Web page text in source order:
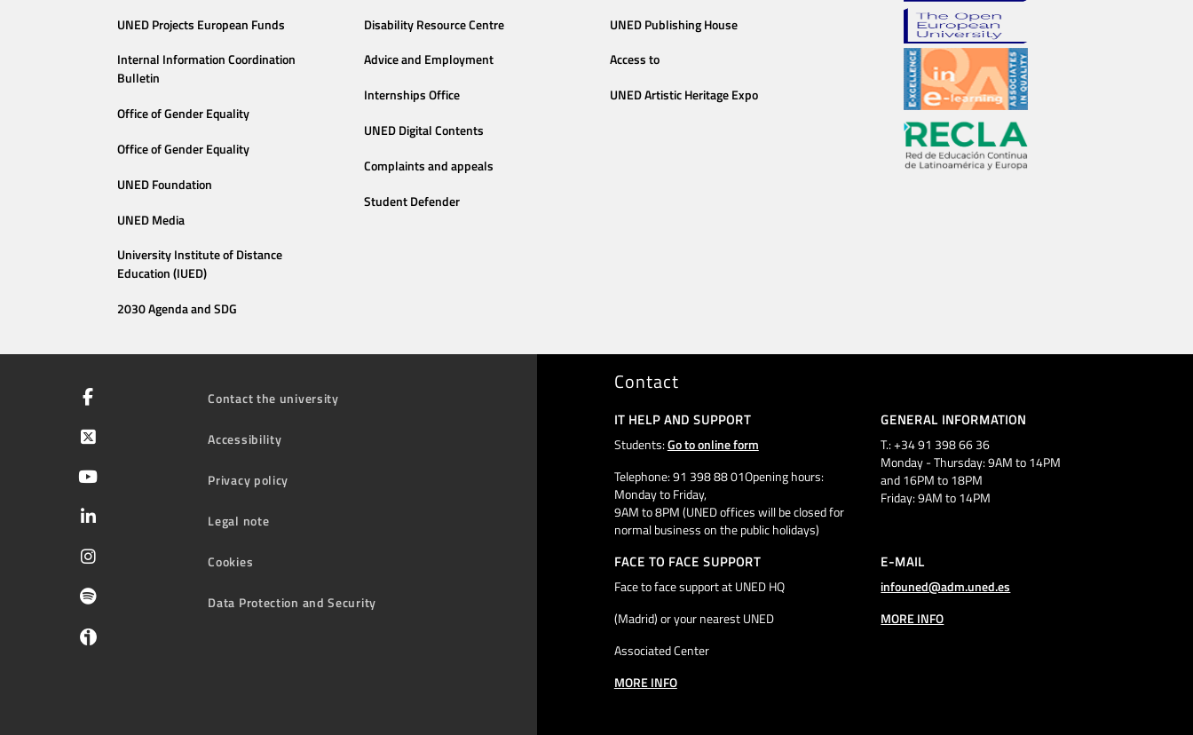
UNED Projects European Funds
Internal Information Coordination
Bulletin
Office of Gender Equality
Office of Gender Equality
UNED Foundation
UNED Media
University Institute of Distance
Education (IUED)
2030 Agenda and SDG
Disability Resource Centre
Advice and Employment
Internships Office
UNED Digital Contents
Complaints and appeals
Student Defender
UNED Publishing House
Access to
UNED Artistic Heritage Expo
Contact the university
Accessibility
Privacy policy
Legal note
Cookies
Data Protection and Security
Contact
IT HELP AND SUPPORT
Students:Go to online form
Telephone: 91 398 88 01Opening hours:
Monday to Friday,
9AM to 8PM (UNED offices will be closed for
normal business on the public holidays)
GENERAL INFORMATION
T.: +34 91 398 66 36
Monday - Thursday: 9AM to 14PM
and 16PM to 18PM
Friday: 9AM to 14PM
FACE TO FACE SUPPORT
Face to face support at UNED HQ
(Madrid) or your nearest UNED
Associated Center
MORE INFO
E-MAIL
infouned@adm.uned.es
MORE INFO